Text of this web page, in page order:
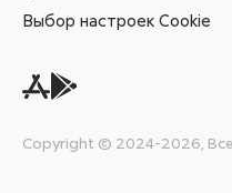
Выбор настроек Cookie
Copyright © 2024-2026,